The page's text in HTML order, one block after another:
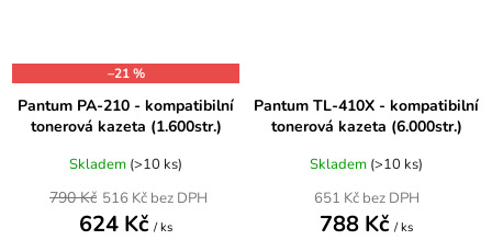
–21 %
Pantum PA-210 - kompatibilní
tonerová kazeta (1.600str.)
Skladem (>10 ks)
516 Kč bez DPH
624 Kč / ks
790 Kč
Pantum TL-410X - kompatibilní
tonerová kazeta (6.000str.)
Skladem (>10 ks)
651 Kč bez DPH
788 Kč / ks